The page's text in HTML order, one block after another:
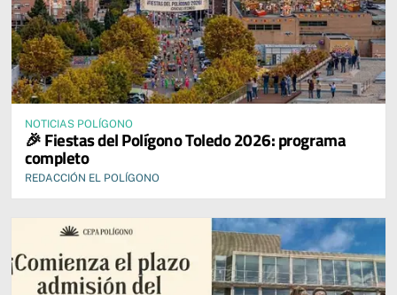
NOTICIAS POLÍGONO
🎉 Fiestas del Polígono Toledo 2026: programa
completo
REDACCIÓN EL POLÍGONO